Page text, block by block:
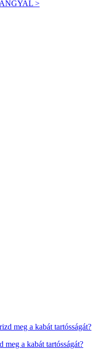
>
a kabát tartósságát?